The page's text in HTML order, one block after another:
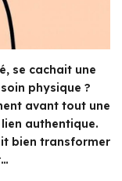
se cachait une
physique ?
avant tout une
authentique.
bien transformer